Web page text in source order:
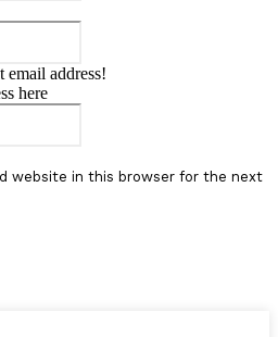
email address!
here
website in this browser for the next